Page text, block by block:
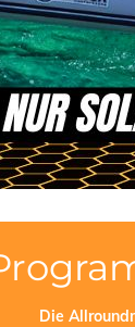
Die